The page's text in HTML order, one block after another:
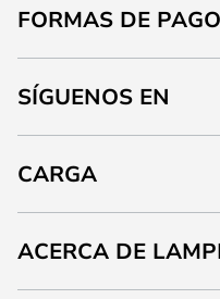
FORMAS DE PAGO
SÍGUENOS EN
CARGA
ACERCA DE